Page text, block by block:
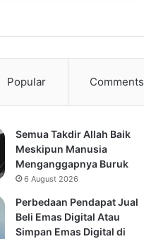
Popular Comments
Semua Takdir Allah Baik
Meskipun Manusia
Menganggapnya Buruk
6 August 2026
Perbedaan Pendapat Jual
Beli Emas Digital Atau
Simpan Emas Digital di